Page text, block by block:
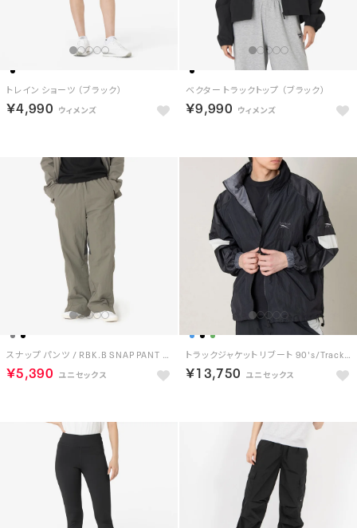
トレイン ショーツ （ブラック）
￥4,990
ベクター トラックトップ （ブラック）
￥9,990
スナップ パンツ / RBK.B SNAP PANT （グレー）
￥5,390
トラックジャケット リブート 90's/Track Jacket REBOOT 90’s （BLACK）
￥13,750